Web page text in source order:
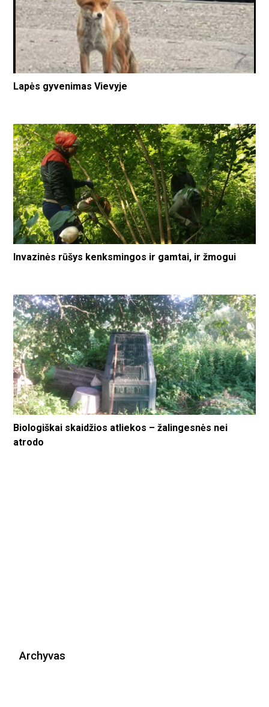
Lapės gyvenimas Vievyje
Invazinės rūšys kenksmingos ir gamtai, ir žmogui
Biologiškai skaidžios atliekos – žalingesnės nei
atrodo
Archyvas